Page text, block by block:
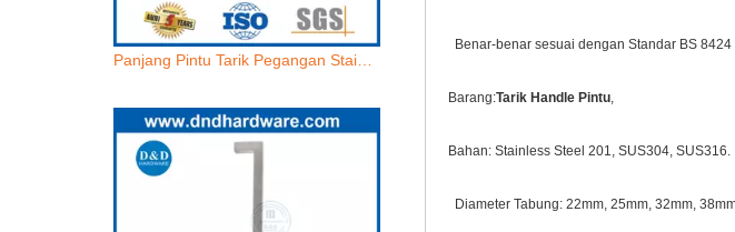
Benar-benar sesuai dengan Standar BS 8424
Barang:Tarik Handle Pintu,
Bahan: Stainless Steel 201, SUS304, SUS316.
Diameter Tabung: 22mm, 25mm, 32mm,